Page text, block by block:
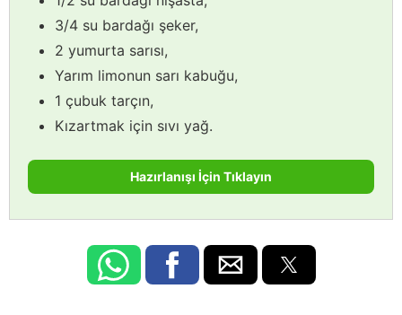
3/4 su bardağı şeker,
2 yumurta sarısı,
Yarım limonun sarı kabuğu,
1 çubuk tarçın,
Kızartmak için sıvı yağ.
Hazırlanışı İçin Tıklayın